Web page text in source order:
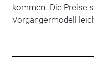
kommen. Die Preise
Vorgängermodell